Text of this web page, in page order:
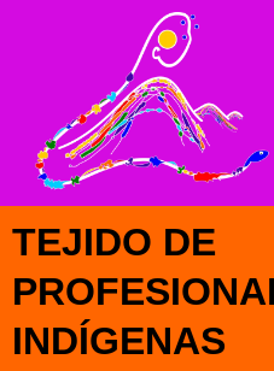
TEJIDO DE
INDÍGENAS